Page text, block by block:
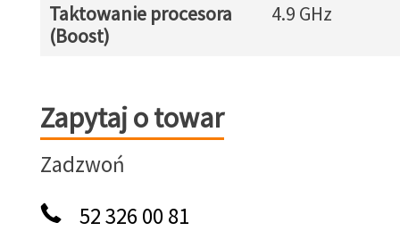
Taktowanie procesora
(Boost)
4.9 GHz
Zapytaj o towar
Zapytaj o towar
Zadzwoń
52 326 00 81